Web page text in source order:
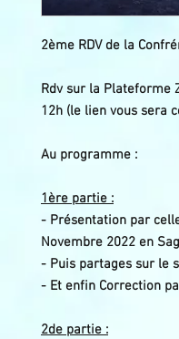
2ème RDV de la
Rdv sur la Plateforme
12h (le lien vous sera
Au programme :
1ère partie :
- Présentation par
Novembre 2022 en
- Puis partages sur le
- Et enfin Correction
2de partie :